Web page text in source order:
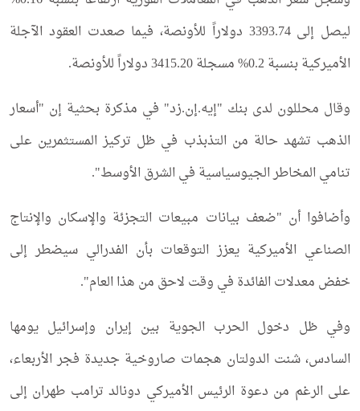
ليصل إلى 3393.74 دولاراً للأونصة، فيما صعدت العقود الآجلة
الأميركية بنسبة 0.2% مسجلة 3415.20 دولاراً للأونصة.
وقال محللون لدى بنك "إيه.إن.زد" في مذكرة بحثية إن "أسعار
الذهب تشهد حالة من التذبذب في ظل تركيز المستثمرين على
تنامي المخاطر الجيوسياسية في الشرق الأوسط".
وأضافوا أن "ضعف بيانات مبيعات التجزئة والإسكان والإنتاج
الصناعي الأميركية يعزز التوقعات بأن الفدرالي سيضطر إلى
خفض معدلات الفائدة في وقت لاحق من هذا العام".
وفي ظل دخول الحرب الجوية بين إيران وإسرائيل يومها
السادس، شنت الدولتان هجمات صاروخية جديدة فجر الأربعاء،
على الرغم من دعوة الرئيس الأميركي دونالد ترامب طهران إلى